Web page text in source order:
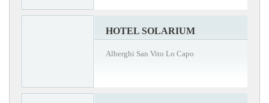
HOTEL SOLARIUM
Alberghi San Vito Lo Capo